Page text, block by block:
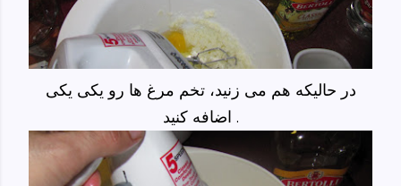
در حالیکه هم می زنید، تخم مرغ ها رو یکی یکی
اضافه کنید .